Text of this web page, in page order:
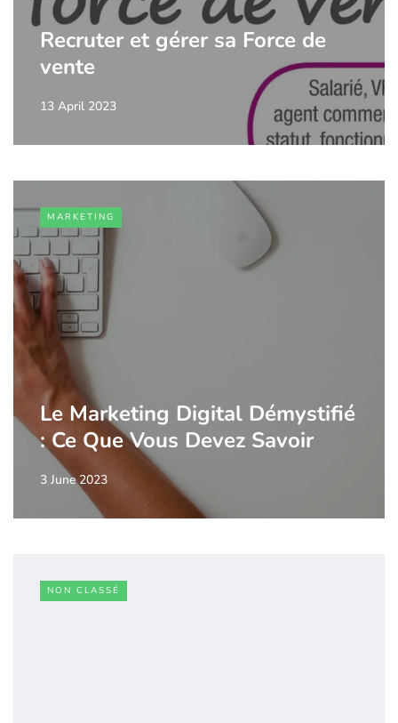
Recruter et gérer sa Force de
vente
13 April 2023
MARKETING
Le Marketing Digital Démystifié
: Ce Que Vous Devez Savoir
3 June 2023
NON CLASSÉ